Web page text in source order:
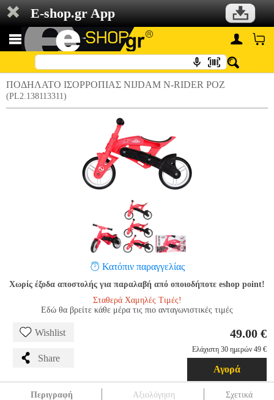
E-shop.gr App
ΠΟΔΗΛΑΤΟ ΙΣΟΡΡΟΠΙΑΣ NIJDAM N-RIDER ΡΟΖ
(PL2.138113311)
Κατόπιν παραγγελίας
Χωρίς έξοδα αποστολής για παραλαβή από οποιοδήποτε eshop point!
Σταθερά Χαμηλές Τιμές!
Εδώ θα βρείτε κάθε μέρα τις πιο ανταγωνιστικές τιμές
Wishlist
Share
49.00 €
Ελάχιστη 30 ημερών 49 €
Αγορά
Περιγραφή Αξιολόγηση Σχετικά